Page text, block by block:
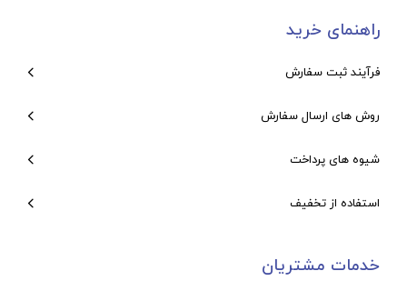
راهنمای خرید
فرآیند ثبت سفارش
روش های ارسال سفارش
شیوه های پرداخت
استفاده از تخفیف
خدمات مشتریان